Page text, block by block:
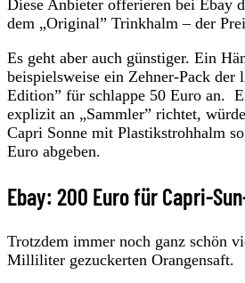
Diese Anbieter offerieren bei Ebay
dem „Original” Trinkhalm – der
Es geht aber auch günstiger. Ein
beispielsweise ein Zehner-Pack
Edition” für schlappe 50 Euro an.
explizit an „Sammler” richtet,
Capri Sonne mit Plastikstrohhalm
Euro abgeben.
Ebay: 200 Euro für Capri-
Trotzdem immer noch ganz schön
Milliliter gezuckerten Orangensaft.